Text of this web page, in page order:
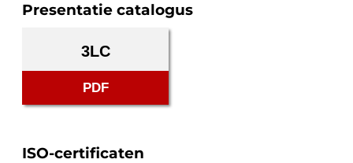
Presentatie catalogus
3LC
PDF
ISO-certificaten